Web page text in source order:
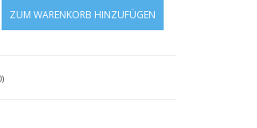
ZUM WARENKORB HINZUFÜGEN